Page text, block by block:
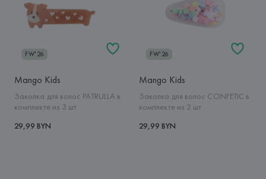
FW'26
Mango Kids
Заколка для волос PATRULLA в
комплекте из 3 шт
29,99 BYN
FW'26
Mango Kids
Заколка для волос CONFETIC в
комплекте из 2 шт
29,99 BYN